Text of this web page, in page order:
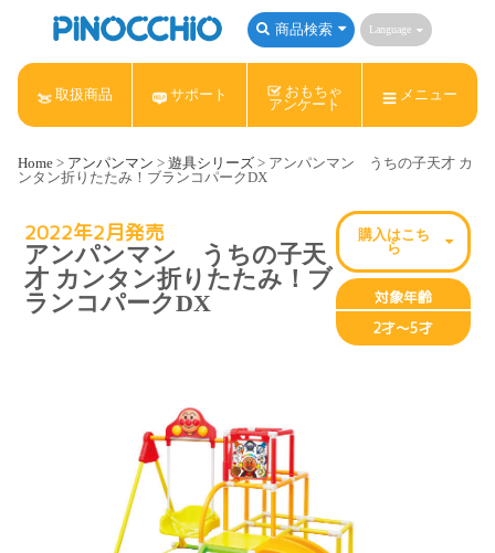
商品検索 Language
取扱商品
アンパンマン Nintendo Switch ねんDo!
サンリオキャラクターズ すみっコぐらし
サポート
おもちゃ
アンケート
メニュー
Home > アンパンマン > 遊具シリーズ > アンパンマン うちの子天才 カ
ンタン折りたたみ！ブランコパークDX
2022年2月発売
アンパンマン うちの子天
才 カンタン折りたたみ！ブ
ランコパークDX
購入はこち
ら
対象年齢
2才～5才